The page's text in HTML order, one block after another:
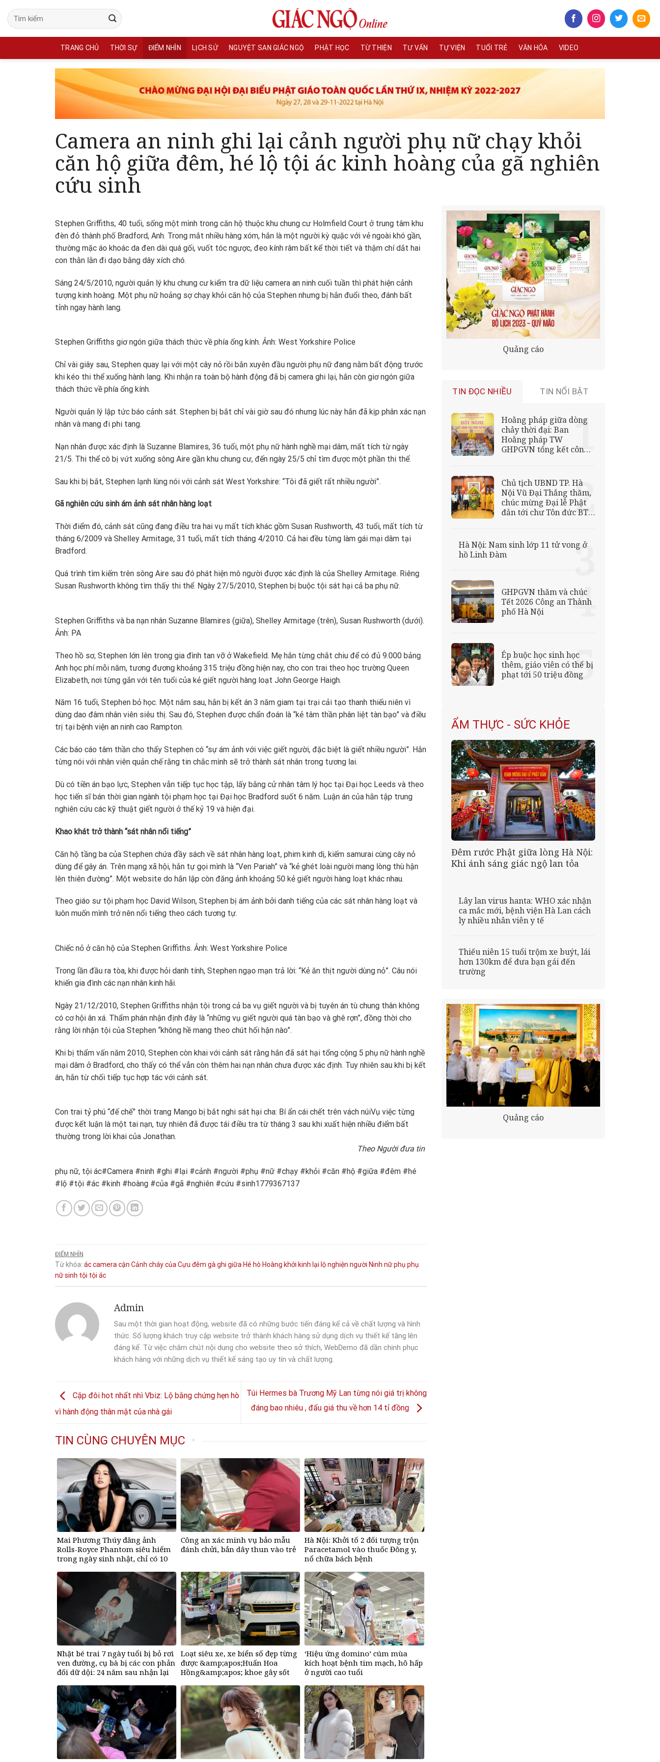
content
TRANG CHỦ THỜI SỰ ĐIỂM NHÌN LỊCH SỬ NGUYỆT SAN GIÁC NGỘ PHẬT HỌC TỪ THIỆN TƯ VẤN TỰ VIỆN TUỔI TRẺ VĂN HÓA VIDEO
Camera an ninh ghi lại cảnh người phụ nữ chạy khỏi
căn hộ giữa đêm, hé lộ tội ác kinh hoàng của gã nghiên
cứu sinh
Stephen Griffiths, 40 tuổi, sống một mình trong căn hộ thuộc khu chung cư Holmfield Court ở trung tâm khu
đèn đỏ thành phố Bradford, Anh. Trong mắt nhiều hàng xóm, hắn là một người kỳ quặc với vẻ ngoài khó gần,
thường mặc áo khoác da đen dài quá gối, vuốt tóc ngược, đeo kính râm bất kể thời tiết và thậm chí dắt hai
con thằn lằn đi dạo bằng dây xích chó.
Sáng 24/5/2010, người quản lý khu chung cư kiểm tra dữ liệu camera an ninh cuối tuần thì phát hiện cảnh
tượng kinh hoàng. Một phụ nữ hoảng sợ chạy khỏi căn hộ của Stephen nhưng bị hắn đuổi theo, đánh bất
tỉnh ngay hành lang.
Stephen Griffiths giơ ngón giữa thách thức về phía ống kính. Ảnh: West Yorkshire Police
Chỉ vài giây sau, Stephen quay lại với một cây nỏ rồi bắn xuyên đầu người phụ nữ đang nằm bất động trước
khi kéo thi thể xuống hành lang. Khi nhận ra toàn bộ hành động đã bị camera ghi lại, hắn còn giơ ngón giữa
thách thức về phía ống kính.
Người quản lý lập tức báo cảnh sát. Stephen bị bắt chỉ vài giờ sau đó nhưng lúc này hắn đã kịp phân xác nạn
nhân và mang đi phi tang.
Nạn nhân được xác định là Suzanne Blamires, 36 tuổi, một phụ nữ hành nghề mại dâm, mất tích từ ngày
21/5. Thi thể cô bị vứt xuống sông Aire gần khu chung cư, đến ngày 25/5 chỉ tìm được một phần thi thể.
Sau khi bị bắt, Stephen lạnh lùng nói với cảnh sát West Yorkshire: “Tôi đã giết rất nhiều người”.
Gã nghiên cứu sinh ám ảnh sát nhân hàng loạt
Thời điểm đó, cảnh sát cũng đang điều tra hai vụ mất tích khác gồm Susan Rushworth, 43 tuổi, mất tích từ
tháng 6/2009 và Shelley Armitage, 31 tuổi, mất tích tháng 4/2010. Cả hai đều từng làm gái mại dâm tại
Bradford.
Quá trình tìm kiếm trên sông Aire sau đó phát hiện mô người được xác định là của Shelley Armitage. Riêng
Susan Rushworth không tìm thấy thi thể. Ngày 27/5/2010, Stephen bị buộc tội sát hại cả ba phụ nữ.
Stephen Griffiths và ba nạn nhân Suzanne Blamires (giữa), Shelley Armitage (trên), Susan Rushworth (dưới).
Ảnh: PA
Theo hồ sơ, Stephen lớn lên trong gia đình tan vỡ ở Wakefield. Mẹ hắn từng chắt chiu để có đủ 9.000 bảng
Anh học phí mỗi năm, tương đương khoảng 315 triệu đồng hiện nay, cho con trai theo học trường Queen
Elizabeth, nơi từng gắn với tên tuổi của kẻ giết người hàng loạt John George Haigh.
Năm 16 tuổi, Stephen bỏ học. Một năm sau, hắn bị kết án 3 năm giam tại trại cải tạo thanh thiếu niên vì
dùng dao đâm nhân viên siêu thị. Sau đó, Stephen được chẩn đoán là “kẻ tâm thần phân liệt tàn bạo” và điều
trị tại bệnh viện an ninh cao Rampton.
Các báo cáo tâm thần cho thấy Stephen có “sự ám ảnh với việc giết người, đặc biệt là giết nhiều người”. Hắn
từng nói với nhân viên quản chế rằng tin chắc mình sẽ trở thành sát nhân trong tương lai.
Dù có tiền án bạo lực, Stephen vẫn tiếp tục học tập, lấy bằng cử nhân tâm lý học tại Đại học Leeds và theo
học tiến sĩ bán thời gian ngành tội phạm học tại Đại học Bradford suốt 6 năm. Luận án của hắn tập trung
nghiên cứu các kỹ thuật giết người ở thế kỷ 19 và hiện đại.
Khao khát trở thành “sát nhân nổi tiếng”
Căn hộ tầng ba của Stephen chứa đầy sách về sát nhân hàng loạt, phim kinh dị, kiếm samurai cùng cây nỏ
dùng để gây án. Trên mạng xã hội, hắn tự gọi mình là “Ven Pariah” và “kẻ ghét loài người mang lòng thù hận
lên thiên đường”. Một website do hắn lập còn đăng ảnh khoảng 50 kẻ giết người hàng loạt khác nhau.
Theo giáo sư tội phạm học David Wilson, Stephen bị ám ảnh bởi danh tiếng của các sát nhân hàng loạt và
luôn muốn mình trở nên nổi tiếng theo cách tương tự.
Chiếc nỏ ở căn hộ của Stephen Griffiths. Ảnh: West Yorkshire Police
Trong lần đầu ra tòa, khi được hỏi danh tính, Stephen ngạo mạn trả lời: “Kẻ ăn thịt người dùng nỏ”. Câu nói
khiến gia đình các nạn nhân kinh hãi.
Ngày 21/12/2010, Stephen Griffiths nhận tội trong cả ba vụ giết người và bị tuyên án tù chung thân không
có cơ hội ân xá. Thẩm phán nhận định đây là “những vụ giết người quá tàn bạo và ghê rợn”, đồng thời cho
rằng lời nhận tội của Stephen “không hề mang theo chút hối hận nào”.
Khi bị thẩm vấn năm 2010, Stephen còn khai với cảnh sát rằng hắn đã sát hại tổng cộng 5 phụ nữ hành nghề
mại dâm ở Bradford, cho thấy có thể vẫn còn thêm hai nạn nhân chưa được xác định. Tuy nhiên sau khi bị kết
án, hắn từ chối tiếp tục hợp tác với cảnh sát.
Con trai tỷ phú “đế chế” thời trang Mango bị bắt nghi sát hại cha: Bí ẩn cái chết trên vách núiVụ việc từng
được kết luận là một tai nạn, tuy nhiên đã được tái điều tra từ tháng 3 sau khi xuất hiện nhiều điểm bất
thường trong lời khai của Jonathan.
Theo Người đưa tin
phụ nữ, tội ác#Camera #ninh #ghi #lại #cảnh #người #phụ #nữ #chạy #khỏi #căn #hộ #giữa #đêm #hé
#lộ #tội #ác #kinh #hoàng #của #gã #nghiên #cứu #sinh1779367137
ĐIỂM NHÌN
Từ khóa: áccamera cận Cảnh cháycủa Cựu đêm gà ghi giữa Hé hò Hoàng khởi kinh lại lộnghiện người Ninh nữphụ phụ
nữsinh tội tội ác
Admin
Sau một thời gian hoạt động, website đã có những bước tiến đáng kể cả về chất lượng và hình
thức. Số lượng khách truy cập website trở thành khách hàng sử dụng dịch vụ thiết kế tăng lên
đáng kể. Từ việc chăm chút nội dung cho website theo sở thích, WebDemo đã dần chinh phục
khách hàng với những dịch vụ thiết kế sáng tạo uy tín và chất lượng.
Cặp đôi hot nhất nhì Vbiz: Lộ bằng chứng hẹn hò
vì hành động thân mật của nhà gái
Túi Hermes bà Trương Mỹ Lan từng nói giá trị không
đáng bao nhiêu , đấu giá thu về hơn 14 tỉ đồng
TIN CÙNG CHUYÊN MỤC
Mai Phương Thúy đăng ảnh
Rolls-Royce Phantom siêu hiếm
trong ngày sinh nhật, chỉ có 10
đồng
Công an xác minh vụ bảo mẫu
đánh chửi, bắn dây thun vào trẻ
Hà Nội: Khởi tố 2 đối tượng trộn
Paracetamol vào thuốc Đông y,
nổ chữa bách bệnh
Nhặt bé trai 7 ngày tuổi bị bỏ rơi
ven đường, cụ bà bị các con phản
đối dữ dội: 24 năm sau nhận lại
Loạt siêu xe, xe biển số đẹp từng
được &amp;apos;Huấn Hoa
Hồng&amp;apos; khoe gây sốt
‘Hiệu ứng domino’ cúm mùa
kích hoạt bệnh tim mạch, hô hấp
ở người cao tuổi
Quảng cáo
TIN ĐỌC NHIỀU TIN NỔI BẬT
Hoằng pháp giữa dòng
chảy thời đại: Ban
Hoằng pháp TW
GHPGVN tổng kết công
Chủ tịch UBND TP. Hà
Nội Vũ Đại Thắng thăm,
chúc mừng Đại lễ Phật
đản tới chư Tôn đức BTS
Hà Nội: Nam sinh lớp 11 tử vong ở
hồ Linh Đàm
GHPGVN thăm và chúc
Tết 2026 Công an Thành
phố Hà Nội
Ép buộc học sinh học
thêm, giáo viên có thể bị
phạt tới 50 triệu đồng
ẨM THỰC - SỨC KHỎE
Đêm rước Phật giữa lòng Hà Nội:
Khi ánh sáng giác ngộ lan tỏa
Lây lan virus hanta: WHO xác nhận
ca mắc mới, bệnh viện Hà Lan cách
ly nhiều nhân viên y tế
Thiếu niên 15 tuổi trộm xe buýt, lái
hơn 130km để đưa bạn gái đến
trường
Quảng cáo